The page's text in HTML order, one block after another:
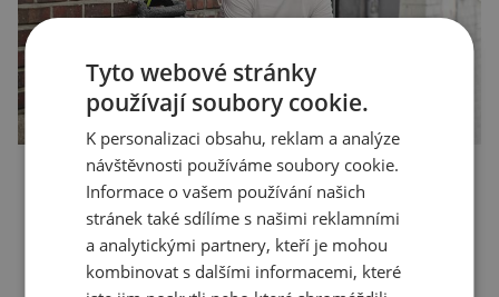
Tyto webové stránky
používají soubory cookie.
K personalizaci obsahu, reklam a analýze
návštěvnosti používáme soubory cookie.
Informace o vašem používání našich
stránek také sdílíme s našimi reklamními
a analytickými partnery, kteří je mohou
kombinovat s dalšími informacemi, které